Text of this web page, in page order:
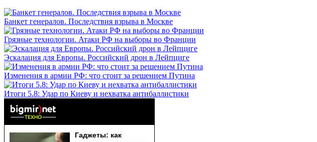
Банкет генералов. Последствия взрыва в Москве
Грязные технологии. Атаки РФ на выборы во Франции
Эскалация для Европы. Российский дрон в Лейпциге
Изменения в армии РФ: что стоит за решением Путина
Итоги 5.8: Удар по Киеву и нехватка антибаллистики